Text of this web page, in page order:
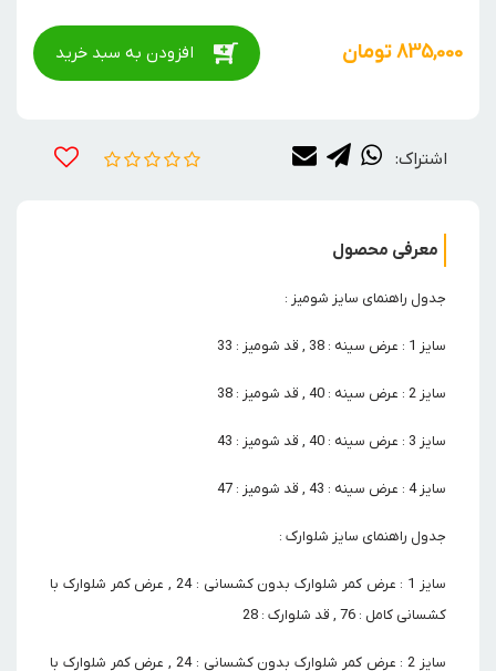
835,000تومان افزودن به سبد خرید
اشتراک:
معرفی محصول
جدول راهنمای سایز شومیز :
سایز 1 : عرض سینه : 38 , قد شومیز : 33
سایز 2 : عرض سینه : 40 , قد شومیز : 38
سایز 3 : عرض سینه : 40 , قد شومیز : 43
سایز 4 : عرض سینه : 43 , قد شومیز : 47
جدول راهنمای سایز شلوارک :
سایز 1 : عرض کمر شلوارک بدون کشسانی : 24 , عرض کمر شلوارک با
کشسانی کامل : 76 , قد شلوارک : 28
سایز 2 : عرض کمر شلوارک بدون کشسانی : 24 , عرض کمر شلوارک با